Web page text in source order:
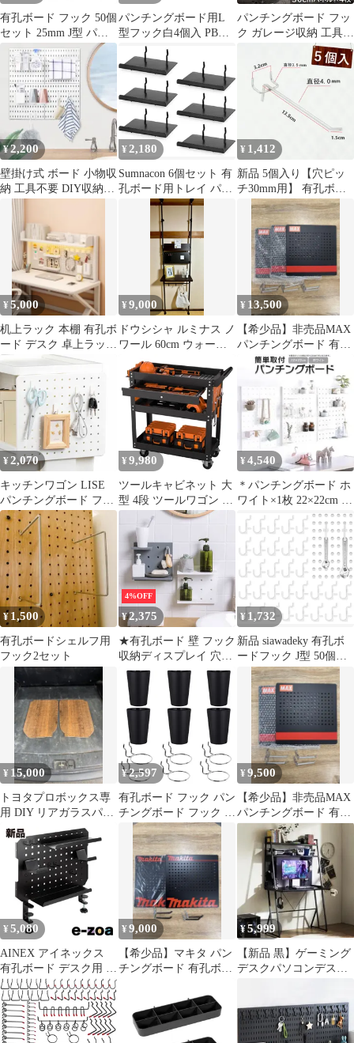
有孔ボード フック 50個
セット 25mm J型 パン
チングボード対応 止め
金具 棚受け 差し込むだ
け 取り付け簡単 小物掛
け メッシュフック壁面
収納 見せる収納 商品陳
列 展示 自宅 オフィス
店舗 業務用
パンチングボード用L
型フック白4個入 PBLF-
52 869715
パンチングボード フッ
ク ガレージ収納 工具収
納 インダストリアル 壁
掛け収納 ペグボード有
孔ボード 棚 ガレージ
ワークショップ収納 ラ
ック 壁面収納 見せる収
納 小物収納 DIY ディス
プレイ おしゃれ WP-
81BK
¥2,200
壁掛け式 ボード 小物収
納 工具不要 DIY収納ラ
ック フック付き収納棚
¥ 2,180
Sumnacon 6個セット 有
孔ボード用トレイ パン
チングボード用棚 簡単
取付 ペグボード用ミニ
シェルフ ブラック S 収
納ラック 小物収納 ディ
スプレイ 壁面収納 ガレ
ージ 工具収納 DIY 店舗
什器 キッチン リビング
整理整頓
¥ 1,412
新品 5個入り【穴ピッ
チ30mm用】 有孔ボー
ド T型 15cm パンチン
グボード フック 太さ直
径4.0mm ペグボード 穴
あきボード DIY
¥5,000
机上ラック 本棚 有孔ボ
ード デスク 卓上ラック
デスクシェルフ スチー
ルラック
¥9,000
ドウシシャ ルミナス ノ
ワール 60cm ウォール
ボード + 純正オプショ
ン付き
¥ 13,500
【希少品】非売品MAX
パンチングボード 有孔
ボード フック付き3枚
セット③
¥2,070
キッチンワゴン LISE
パンチングボード フッ
クセット （ リセ LISE
用パーツ 追加 有孔ボー
ド 追加パーツ 引掛けら
れる フック ラック 収
納 掛ける 部品 キッチ
ンツール 洗面小物 白
ホワイト リセシリーズ
幅30cm 高さ26.5cm ）)
¥ 9,980
ツールキャビネット 大
型 4段 ツールワゴン 工
具カート 多段収納 引き
出し 有孔ボード 鍵付き
大容量 360°回転キャス
ター 耐荷重160kg DIY
工具収納
¥4,540
＊パンチングボード ホ
ワイト×1枚 22×22cm ウ
ォールシェルフ 整理整
頓
¥ 1,500
有孔ボードシェルフ用
フック2セット
4%OFF
¥2,375
★有孔ボード 壁 フック
収納ディスプレイ 穴あ
きベニヤ ペグボード 壁
面ボード パンチングボ
ード インテリア 便利
収納 デザイン オシャレ
雑貨
¥ 1,732
新品 siawadeky 有孔ボ
ードフック J型 50個セ
ット パンチングボード
フック 固定 止め 金具
取り付け簡単 パーツ 工
具整理 小物掛け 商品展
示 ディスプレ 壁面収納
¥ 15,000
トヨタプロボックス専
用 DIY リアガラスパン
チングボード ビンテー
ジブラウン
¥2,597
有孔ボード フック パン
チングボード フック カ
ップホルダー 12個入り
ペグボード用 カップ付
きで小物整理に便利 工
具や文房具の収納に最
適 取り付け簡単 オフィ
ス キッチン 洗面所 ガ
レージ対応
¥9,500
【希少品】非売品MAX
パンチングボード 有孔
ボード フック付き2枚
セット①
¥ 5,080
AINEX アイネックス
有孔ボード デスク用 ク
ランプ式 マグネット対
応 PEG-SET01
(2682162)
¥9,000
【希少品】マキタ パン
チングボード 有孔ボー
¥5,999
【新品 黒】ゲーミング
デスクパソコンデスク